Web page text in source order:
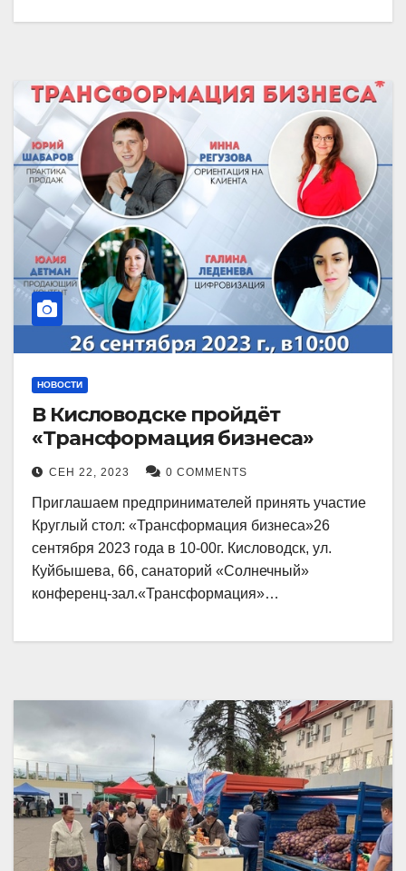
НОВОСТИ
В Кисловодске пройдёт
«Трансформация бизнеса»
СЕН 22, 2023 0 COMMENTS
Приглашаем предпринимателей принять участие
Круглый стол: «Трансформация бизнеса»26
сентября 2023 года в 10-00г. Кисловодск, ул.
Куйбышева, 66, санаторий «Солнечный»
конференц-зал.«Трансформация»…